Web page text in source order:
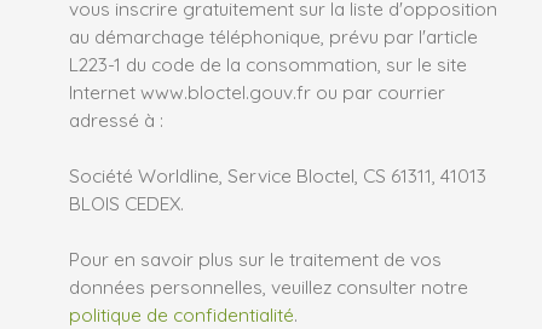
vous inscrire gratuitement sur la liste d'opposition
au démarchage téléphonique, prévu par l'article
L223-1 du code de la consommation, sur le site
Internet www.bloctel.gouv.fr ou par courrier
adressé à :
Société Worldline, Service Bloctel, CS 61311, 41013
BLOIS CEDEX.
Pour en savoir plus sur le traitement de vos
données personnelles, veuillez consulter notre
politique de confidentialité.